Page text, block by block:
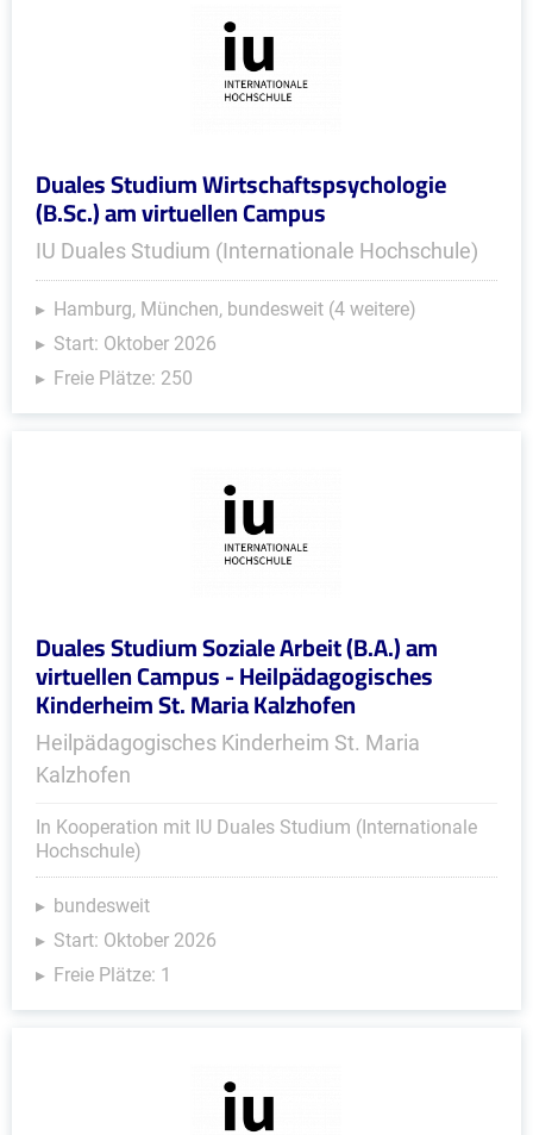
Duales Studium Wirtschaftspsychologie
(B.Sc.) am virtuellen Campus
IU Duales Studium (Internationale Hochschule)
Hamburg, München, bundesweit (4 weitere)
Start: Oktober 2026
Freie Plätze: 250
Duales Studium Soziale Arbeit (B.A.) am
virtuellen Campus - Heilpädagogisches
Kinderheim St. Maria Kalzhofen
Heilpädagogisches Kinderheim St. Maria
Kalzhofen
In Kooperation mit IU Duales Studium (Internationale
Hochschule)
bundesweit
Start: Oktober 2026
Freie Plätze: 1